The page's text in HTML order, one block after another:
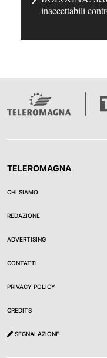
inaccettabili
TELEROMAGNA
CHI SIAMO
REDAZIONE
ADVERTISING
CONTATTI
PRIVACY POLICY
CREDITS
SEGNALAZIONE